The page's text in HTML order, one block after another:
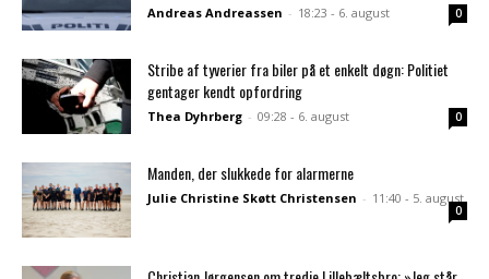
Andreas Andreassen - 18:23 - 6. august 0
Stribe af tyverier fra biler på et enkelt døgn: Politiet
gentager kendt opfordring
Thea Dyhrberg - 09:28 - 6. august 0
Manden, der slukkede for alarmerne
Julie Christine Skøtt Christensen - 11:40 - 5. august
0